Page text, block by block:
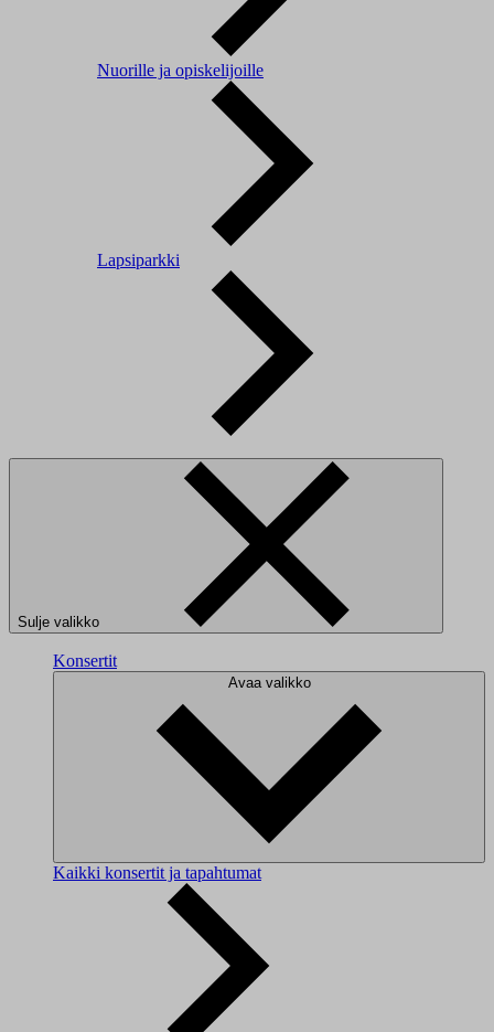
Nuorille ja opiskelijoille
Lapsiparkki
Sulje valikko
Konsertit
Avaa valikko
Kaikki konsertit ja tapahtumat